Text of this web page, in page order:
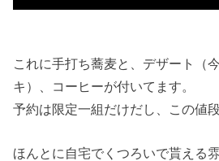
これに手打ち蕎麦と、デザート（
キ）、コーヒーが付いてます。
予約は限定一組だけだし、この値
ほんとに自宅でくつろいで貰える